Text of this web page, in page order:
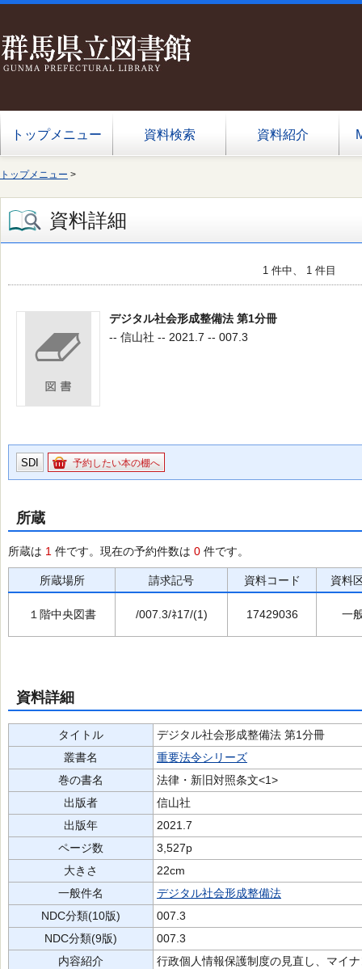
トップメニュー 資料検索 資料紹介
トップメニュー >
資料詳細
1 件中、 1 件目
デジタル社会形成整備法 第1分冊
-- 信山社 -- 2021.7 -- 007.3
SDI 予約したい本の棚へ
所蔵
所蔵は 1 件です。現在の予約件数は 0 件です。
所蔵場所 請求記号 資料コード 資料
１階中央図書 /007.3/ﾈ17/(1) 17429036 一
資料詳細
タイトル
デジタル社会形成整備法 第1分冊
叢書名
重要法令シリーズ
巻の書名
法律・新旧対照条文<1>
出版者
信山社
出版年
2021.7
ページ数
3,527p
大きさ
22cm
一般件名
デジタル社会形成整備法
NDC分類(10版)
007.3
NDC分類(9版)
007.3
内容紹介
行政個人情報保護制度の見直し、マイ